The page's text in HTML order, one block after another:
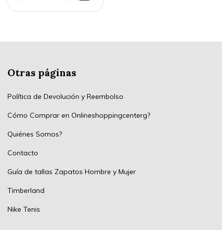
Otras páginas
Política de Devolución y Reembolso
Cómo Comprar en Onlineshoppingcenterg?
Quiénes Somos?
Contacto
Guía de tallas Zapatos Hombre y Mujer
Timberland
Nike Tenis